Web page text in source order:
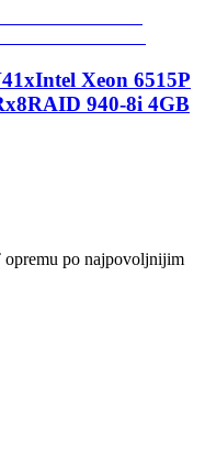
Xeon 6515P
940-8i 4GB
opremu po najpovoljnijim